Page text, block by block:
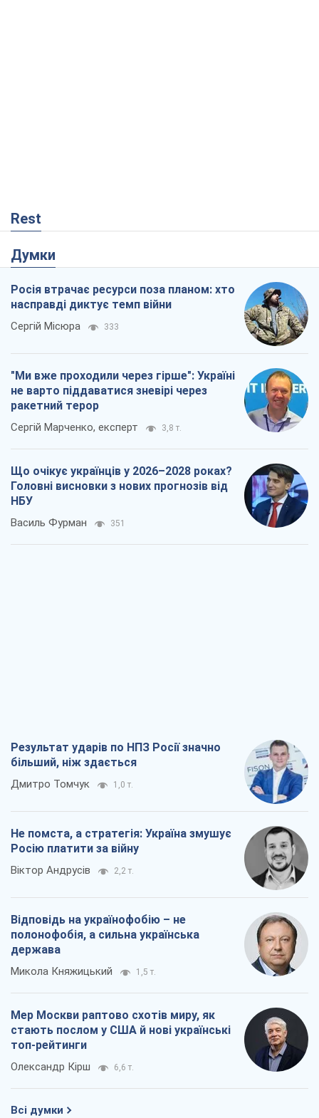
Rest
Думки
Росія втрачає ресурси поза планом: хто
насправді диктує темп війни
Сергій Місюра 333
"Ми вже проходили через гірше": Україні
не варто піддаватися зневірі через
ракетний терор
Сергій Марченко, експерт 3,8 т.
Що очікує українців у 2026–2028 роках?
Головні висновки з нових прогнозів від
НБУ
Василь Фурман 351
Результат ударів по НПЗ Росії значно
більший, ніж здається
Дмитро Томчук 1,0 т.
Не помста, а стратегія: Україна змушує
Росію платити за війну
Віктор Андрусів 2,2 т.
Відповідь на українофобію – не
полонофобія, а сильна українська
держава
Микола Княжицький 1,5 т.
Мер Москви раптово схотів миру, як
стають послом у США й нові українські
топ-рейтинги
Олександр Кірш 6,6 т.
Всі думки